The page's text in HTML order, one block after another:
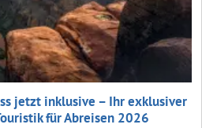
jetzt inklusive – Ihr exklusiver
für Abreisen 2026